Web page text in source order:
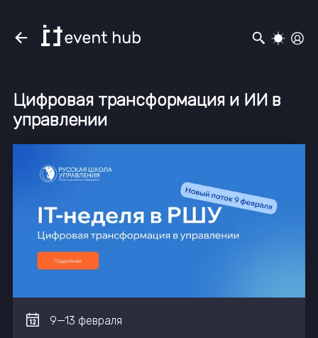
Цифровая трансформация и ИИ в
управлении
9—13 февраля